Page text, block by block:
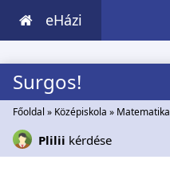
eHázi
Surgos!
Főoldal » Középiskola » Matematika
Plilii kérdése